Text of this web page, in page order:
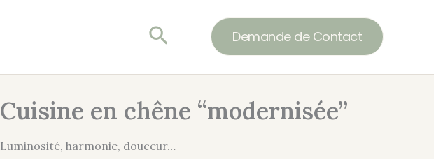
RechercherDemande de Contact
Cuisine en chêne “modernisée”
Luminosité, harmonie, douceur…